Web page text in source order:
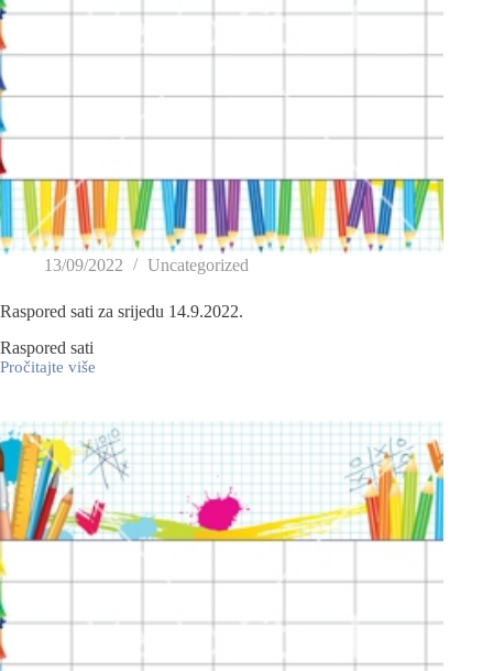
13/09/2022 Uncategorized
Raspored sati za srijedu 14.9.2022.
Raspored sati
Pročitajte više